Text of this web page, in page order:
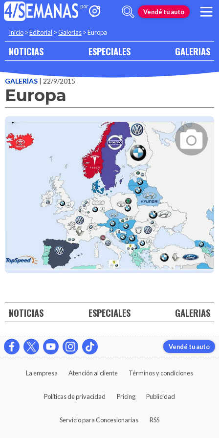
Vendé tu auto
Inicio >Editorial >Galerias >Europa
NOTICIAS ESPECIALES GALERIAS
GALERÍAS | 22/9/2015
Europa
NOTICIAS ESPECIALES GALERIAS
Vendé tu auto
La empresa Atención al cliente Términos y condiciones
Políticas de privacidad Pricing Publicidad
Servicio para Concesionarias RSS